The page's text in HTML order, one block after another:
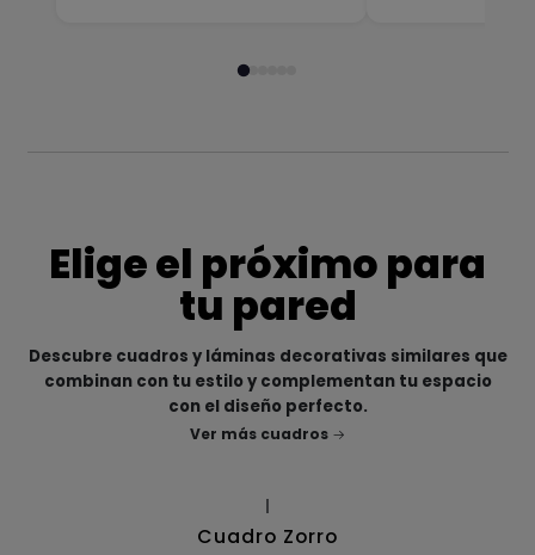
Elige el próximo para
tu pared
Descubre cuadros y láminas decorativas similares que
combinan con tu estilo y complementan tu espacio
con el diseño perfecto.
Ver más cuadros
Cuadro Zorro